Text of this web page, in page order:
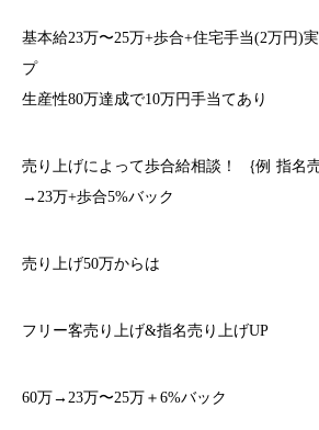
基本給23万〜25万+歩合+住宅手当(2万円)
プ
生産性80万達成で10万円手当てあり
売り上げによって歩合給相談！ ｛例 指名
→23万+歩合5%バック
売り上げ50万からは
フリー客売り上げ&指名売り上げUP
60万→23万〜25万＋6%バック